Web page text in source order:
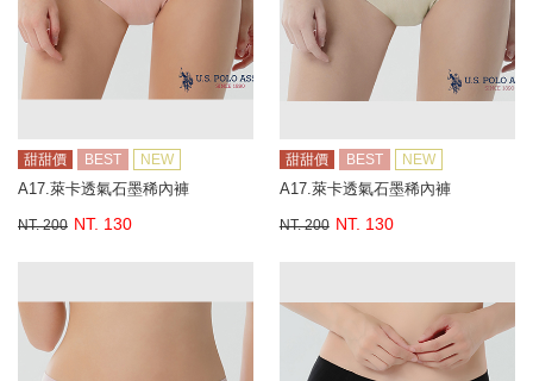
甜甜價 BEST NEW
A17.萊卡透氣石墨稀內褲
NT. 200 NT. 130
甜甜價 BEST NEW
A17.萊卡透氣石墨稀內褲
NT. 200 NT. 130